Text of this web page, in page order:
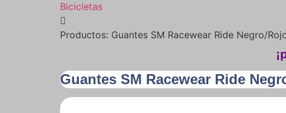
Bicicletas
Productos: Guantes SM Racewear Ride Negro/
Guantes SM Racewear Ride